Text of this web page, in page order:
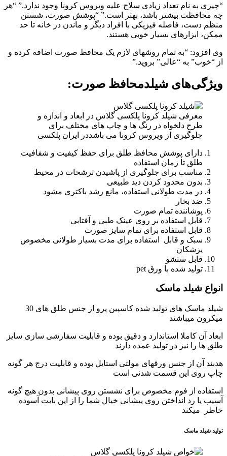
“چیزی به نام تعداد زیادی سلاح علیه ویروس کرونا وجود ندارد.” “هر
چه محافظت بیشتر باشد، بهتر است.” “پوشش صورت، شستن
منظم دست، فاصله فیزیکی با افراد دیگر و ماندن در خانه تا حد
ممکن، ابزارهای بسیار خوبی هستند.
وی افزود: “به تمام روشهای لازم یک محافظ صورت اضافه کرده و
از “خوب” به “عالی” بروید.”
ویژگی‌های شیلدمحافظ صورت:
معرفی شیلد کرونا پلکسی گلاس در ابعاد و اندازه و
طرح دلخواه در رنگ ها و چاپ های مختلف برای
جلوگیری از ویروس کرونا می باشددر ایران پلکسی
دارای پوشش محافظ طلق برای حفظ کیفیت و شفافیت
طلق تا زمان استفاده
مناسب برای جلوگیری از پاشیدن ترشحات در محیط
بدون محدود کردن دید طبیعی
در مدت طولانی استفاده، مانع رشد باکتری مشود
ضد بخار
پوشاننده تمام صورت
قابل استفاده بر روی عینک طبی و آفتابی
قابل استفاده برای تمام سایز صورت
سبک و قابل استفاده برای مدت بسیار طولانی مخصوص
پزشکان
قابل ستشو
تولید شده با ورق pet
انواع شیلد ماسک
شیلد ماسک های تولید شده کاسپین پرو از جنس طلق های 30
میکرون میباشند
ابعاد آن کاملا استاندارد و دقیق بوده و قابلیت سفارشی سازی سایز
طلق ها را نیز در تولید عمده دارند
هدبند آن از جنس ورقهای مولتی استایل بوده و قابلیت درج هر گونه
چاپ روی این قسمت شدنی است
استفاده از فوم مخصوص برای نشستن روی پیشانی بدون هیچ گونه
آسیب یا رد انداختن روی پیشانی خیال شما را از این بابت آسوده
خاطر میکند
تولید شیلد ماسک